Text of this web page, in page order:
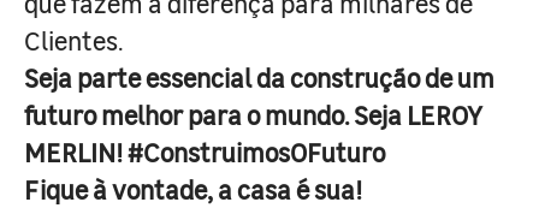
Clientes.
Seja parte essencial da construção de um
futuro melhor para o mundo. Seja LEROY
MERLIN! #ConstruimosOFuturo
Fique à vontade, a casa é sua!